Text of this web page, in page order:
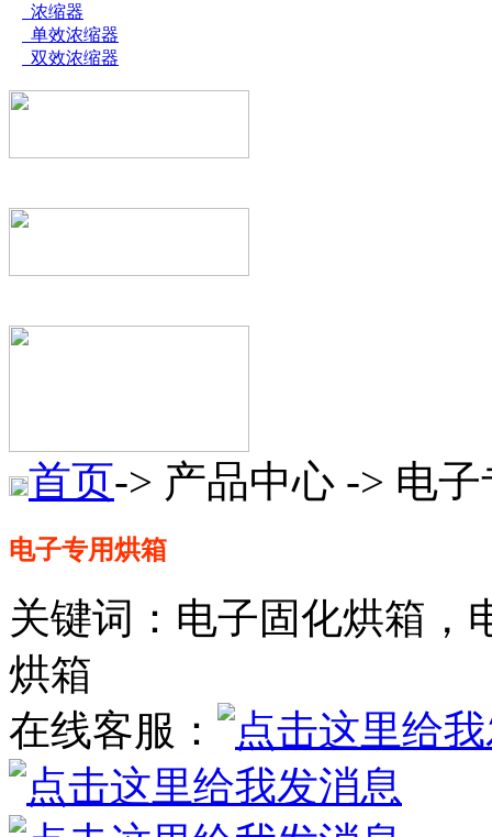
浓缩器
单效浓缩器
双效浓缩器
首页-> 产品中心 -> 电
电子专用烘箱
关键词：电子固化烘箱，
烘箱
在线客服：